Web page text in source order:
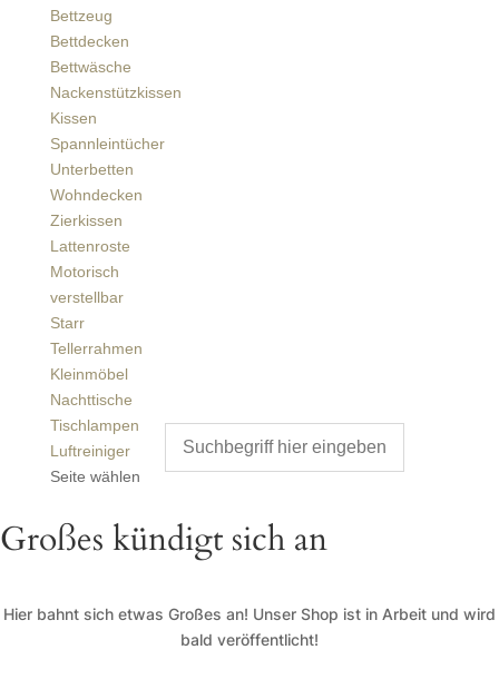
Bettzeug
Bettdecken
Bettwäsche
Nackenstützkissen
Kissen
Spannleintücher
Unterbetten
Wohndecken
Zierkissen
Lattenroste
Motorisch
verstellbar
Starr
Tellerrahmen
Kleinmöbel
Nachttische
Tischlampen
Luftreiniger
Seite wählen
Großes kündigt sich an
Hier bahnt sich etwas Großes an! Unser Shop ist in Arbeit und wird
bald veröffentlicht!